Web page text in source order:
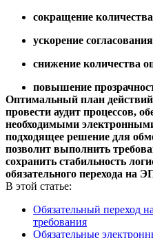
сокращение
ускорение
снижение количества
повышение
Оптимальный план
провести аудит процессов,
необходимыми
подходящее решение для
позволит выполнить
сохранить стабильность
обязательного перехода на
В этой статье:
Обязательный переход
требования
Обязательные